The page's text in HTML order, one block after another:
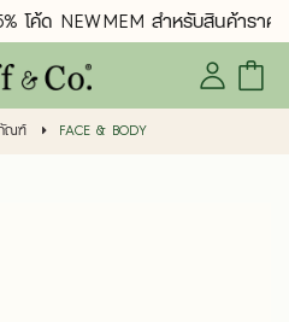
โค้ด NEWMEM สำหรับสินค้าราคา
ณฑ์ FACE & BODY